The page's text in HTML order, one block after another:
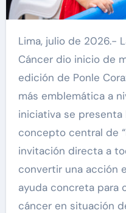
Lima, julio de 2026.- La Fundación Peruana de
Cáncer dio inicio de
edición de Ponle
más emblemática a
iniciativa se
concepto central de
invitación directa a
convertir una acción
ayuda concreta para
cáncer en situación